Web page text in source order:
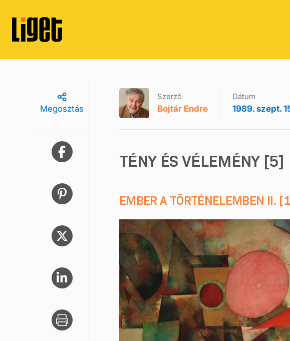
Megosztás
Szerző
Bojtár Endre
Dátum
1989. szept.
TÉNY ÉS VÉLEMÉNY [5]
EMBER A TÖRTÉNELEMBEN II.